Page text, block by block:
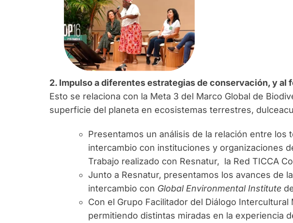
2. Impulso a diferentes estrategias de conservación, y
Esto se relaciona con la Meta 3 del Marco Global de
superficie del planeta en ecosistemas terrestres,
Presentamos un análisis de la relación entre los
intercambio con instituciones y organizaciones
Trabajo realizado con Resnatur, la Red TICCA
Junto a Resnatur, presentamos los avances de
intercambio con Global Environmental Institute
Con el Grupo Facilitador del Diálogo
permitiendo distintas miradas en la experiencia